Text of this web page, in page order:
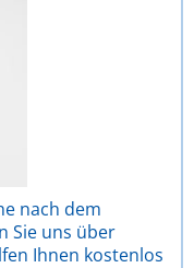
nach dem
Sie uns über
Ihnen kostenlos